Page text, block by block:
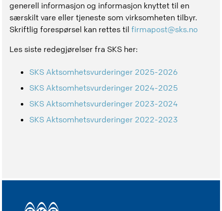
generell informasjon og informasjon knyttet til en
særskilt vare eller tjeneste som virksomheten tilbyr.
Skriftlig forespørsel kan rettes til firmapost@sks.no
Les siste redegjørelser fra SKS her:
SKS Aktsomhetsvurderinger 2025-2026
SKS Aktsomhetsvurderinger 2024-2025
SKS Aktsomhetsvurderinger 2023-2024
SKS Aktsomhetsvurderinger 2022-2023